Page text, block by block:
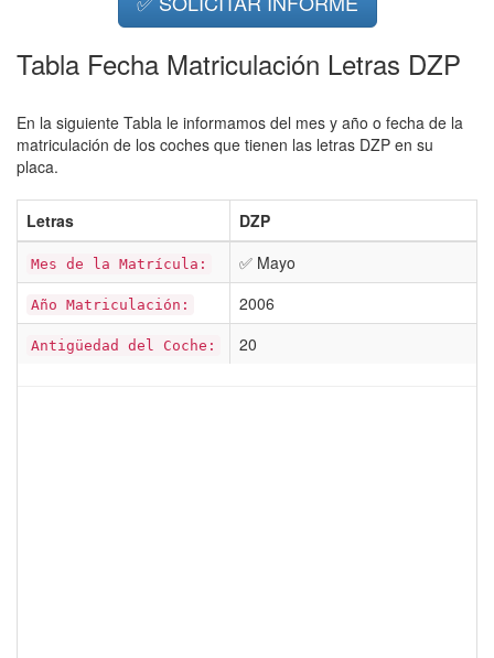
Tabla Fecha Matriculación Letras DZP
En la siguiente Tabla le informamos del mes y año o fecha de la
matriculación de los coches que tienen las letras DZP en su
placa.
Letras DZP
Mes de la Matrícula: ✅ Mayo
Año Matriculación: 2006
Antigüedad del Coche: 20